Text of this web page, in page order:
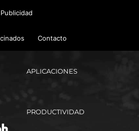
Publicidad
Contacto
APLICACIONES
PRODUCTIVIDAD